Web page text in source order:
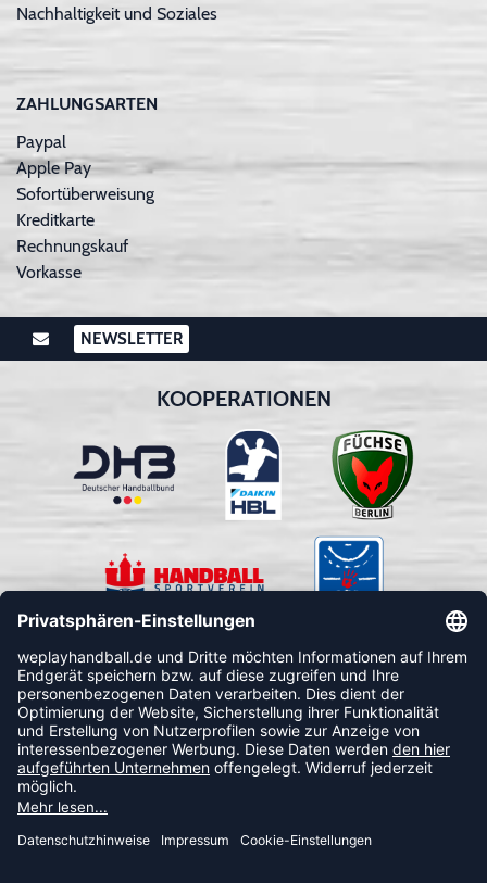
Nachhaltigkeit und Soziales
ZAHLUNGSARTEN
Paypal
Apple Pay
Sofortüberweisung
Kreditkarte
Rechnungskauf
Vorkasse
NEWSLETTER
KOOPERATIONEN
FOLLOW US